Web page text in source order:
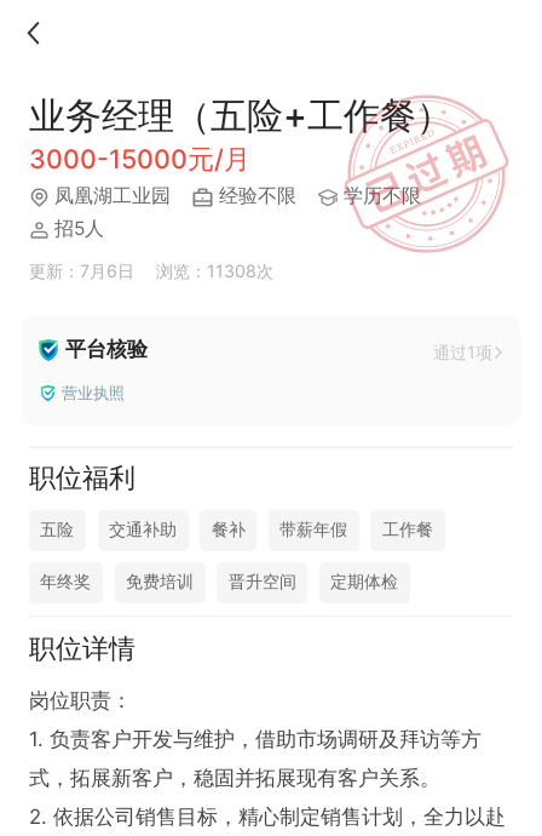
业务经理（五险+工作餐）
3000-15000元/月
凤凰湖工业园 经验不限
学历不限
招5人
更新：7月6日 浏览：11308次
平台核验 通过1项
营业执照
职位福利
五险 交通补助 餐补 带薪年假 工作餐
年终奖 免费培训 晋升空间 定期体检
职位详情
岗位职责：
1. 负责客户开发与维护，借助市场调研及拜访等方
式，拓展新客户，稳固并拓展现有客户关系。
2. 依据公司销售目标，精心制定销售计划，全力以赴